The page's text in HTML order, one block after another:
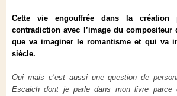
Cette vie engouffrée dans la création
contradiction avec l’image du compositeur
que va imaginer le romantisme et qui va
siècle.
Oui mais c’est aussi une question de
Escaich dont je parle dans mon livre parce